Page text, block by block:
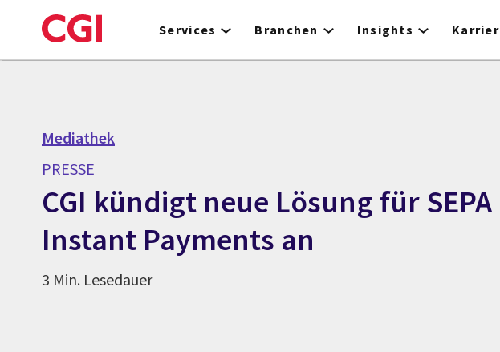
to
Services Branchen Insights
Mediathek
PRESSE
CGI kündigt neue Lösung für SEPA
Instant Payments an
3 Min. Lesedauer